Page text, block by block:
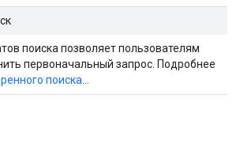
поиска позволяет пользователям
первоначальный запрос. Подробнее
поиска